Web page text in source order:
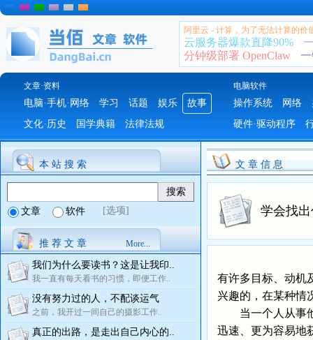
阿里云 - 计算，为了无法计算的价
云服务器爆款直降90%
分钟级部署 OpenClaw
文章·资料 电脑软件
电脑·手机·网络 学习 话题 娱乐
故事
文化·历史
国学典籍 法律法规
操作系统 网络
硬件·驱动程序
本 站 搜 索
文章 软件 [选项]
推 荐 文 章 More...
我们为什么要读书？这是让我印..
我一直有每天看书的习惯，即便工作..
没有努力过的人，不配谈运气
之前，我开过一间自己的摄影工作..
真正的出路，是走出自己内心的..
文 章 信 息
学会找
有许多目标、动机
兴趣的，在某种情
当一个人从事他
迅速、更为容易地